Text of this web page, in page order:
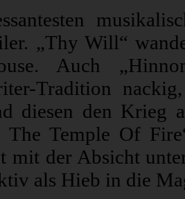
„Thy Will“
Auch
Tradition
diesen den Krieg
Temple Of
mit der Absicht
als Hieb in die